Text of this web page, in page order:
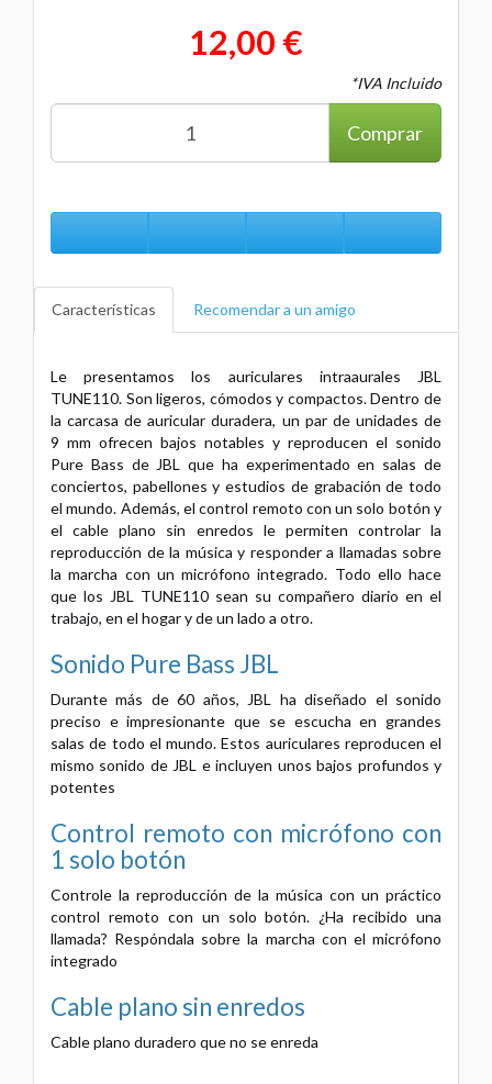
12,00 €
*IVA Incluido
Comprar
Características Recomendar a un amigo
Le presentamos los auriculares intraaurales JBL
TUNE110. Son ligeros, cómodos y compactos. Dentro de
la carcasa de auricular duradera, un par de unidades de
9 mm ofrecen bajos notables y reproducen el sonido
Pure Bass de JBL que ha experimentado en salas de
conciertos, pabellones y estudios de grabación de todo
el mundo. Además, el control remoto con un solo botón y
el cable plano sin enredos le permiten controlar la
reproducción de la música y responder a llamadas sobre
la marcha con un micrófono integrado. Todo ello hace
que los JBL TUNE110 sean su compañero diario en el
trabajo, en el hogar y de un lado a otro.
Sonido Pure Bass JBL
Durante más de 60 años, JBL ha diseñado el sonido
preciso e impresionante que se escucha en grandes
salas de todo el mundo. Estos auriculares reproducen el
mismo sonido de JBL e incluyen unos bajos profundos y
potentes
Control remoto con micrófono con
1 solo botón
Controle la reproducción de la música con un práctico
control remoto con un solo botón. ¿Ha recibido una
llamada? Respóndala sobre la marcha con el micrófono
integrado
Cable plano sin enredos
Cable plano duradero que no se enreda